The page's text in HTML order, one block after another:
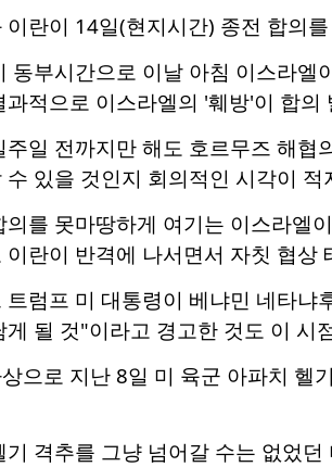
이란이 14일(현지시간) 종전 합의
동부시간으로 이날 아침 이스라엘
과적으로 이스라엘의 '훼방'이 합
주일 전까지만 해도 호르무즈 해협
수 있을 것인지 회의적인 시각이 적
의를 못마땅하게 여기는 이스라엘
이란이 반격에 나서면서 자칫 협상
트럼프 미 대통령이 베냐민 네타
게 될 것"이라고 경고한 것도 이 시
으로 지난 8일 미 육군 아파치 헬
기 격추를 그냥 넘어갈 수는 없었